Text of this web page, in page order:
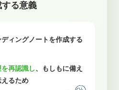
する意義
ィングノートを作成する
再認識し、もしもに備え
るため